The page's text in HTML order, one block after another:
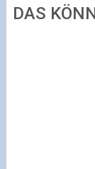
DAS